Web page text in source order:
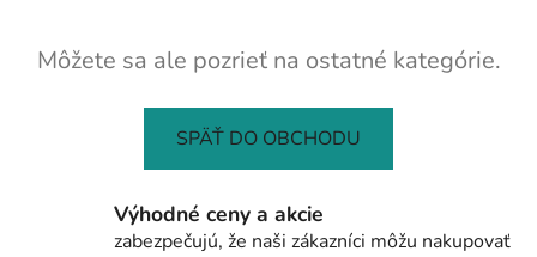
Môžete sa ale pozrieť na ostatné kategórie.
SPÄŤ DO OBCHODU
Výhodné ceny a akcie
zabezpečujú, že naši zákazníci môžu nakupovať